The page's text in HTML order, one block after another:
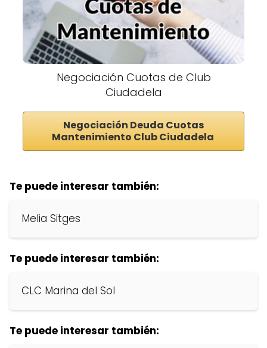
Negociación Cuotas de Club
Ciudadela
Negociación Deuda Cuotas
Mantenimiento Club Ciudadela
Te puede interesar también:
Melia Sitges
Te puede interesar también:
CLC Marina del Sol
Te puede interesar también: